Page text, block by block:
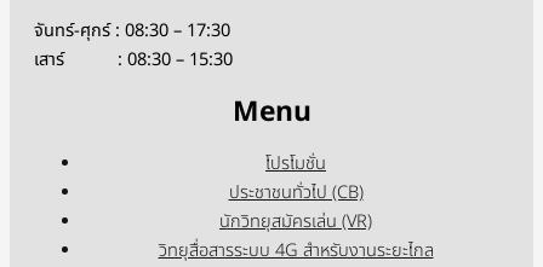
จันทร์-ศุกร์ : 08:30 – 17:30
เสาร์ : 08:30 – 15:30
Menu
โปรโมชั่น
ประชาชนทั่วไป (CB)
นักวิทยุสมัครเล่น (VR)
วิทยุสื่อสารระบบ 4G สำหรับงานระยะไกล